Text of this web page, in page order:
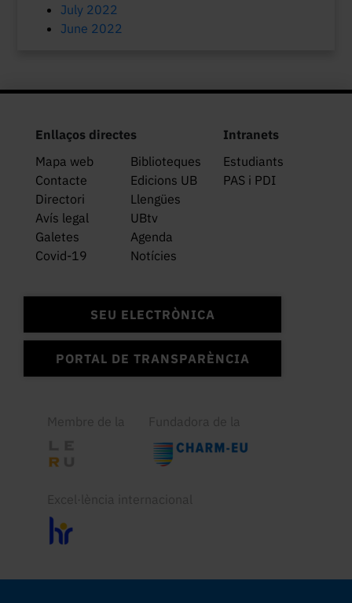
July 2022
June 2022
Enllaços directes
Mapa web
Biblioteques
Contacte
Edicions UB
Directori
Llengües
Avís legal
UBtv
Galetes
Agenda
Covid-19
Notícies
Intranets
Estudiants
PAS i PDI
SEU ELECTRÒNICA
PORTAL DE TRANSPARÈNCIA
Membre de la Fundadora de la
Excel·lència internacional